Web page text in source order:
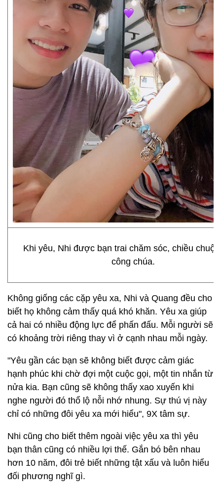
Khi yêu, Nhi được bạn trai chăm sóc, chiều
công chúa.
Không giống các cặp yêu xa, Nhi và Quang đều cho
biết họ không cảm thấy quá khó khăn. Yêu xa giúp
cả hai có nhiều động lực để phấn đấu. Mỗi người sẽ
có khoảng trời riêng thay vì ở cạnh nhau mỗi ngày.
"Yêu gần các bạn sẽ không biết được cảm giác
hạnh phúc khi chờ đợi một cuộc gọi, một tin nhắn từ
nửa kia. Bạn cũng sẽ không thấy xao xuyến khi
nghe người đó thổ lộ nỗi nhớ nhung. Sự thú vị này
chỉ có những đôi yêu xa mới hiểu", 9X tâm sự.
Nhi cũng cho biết thêm ngoài việc yêu xa thì yêu
bạn thân cũng có nhiều lợi thế. Gắn bó bên nhau
hơn 10 năm, đôi trẻ biết những tật xấu và luôn hiểu
đối phương nghĩ gì.